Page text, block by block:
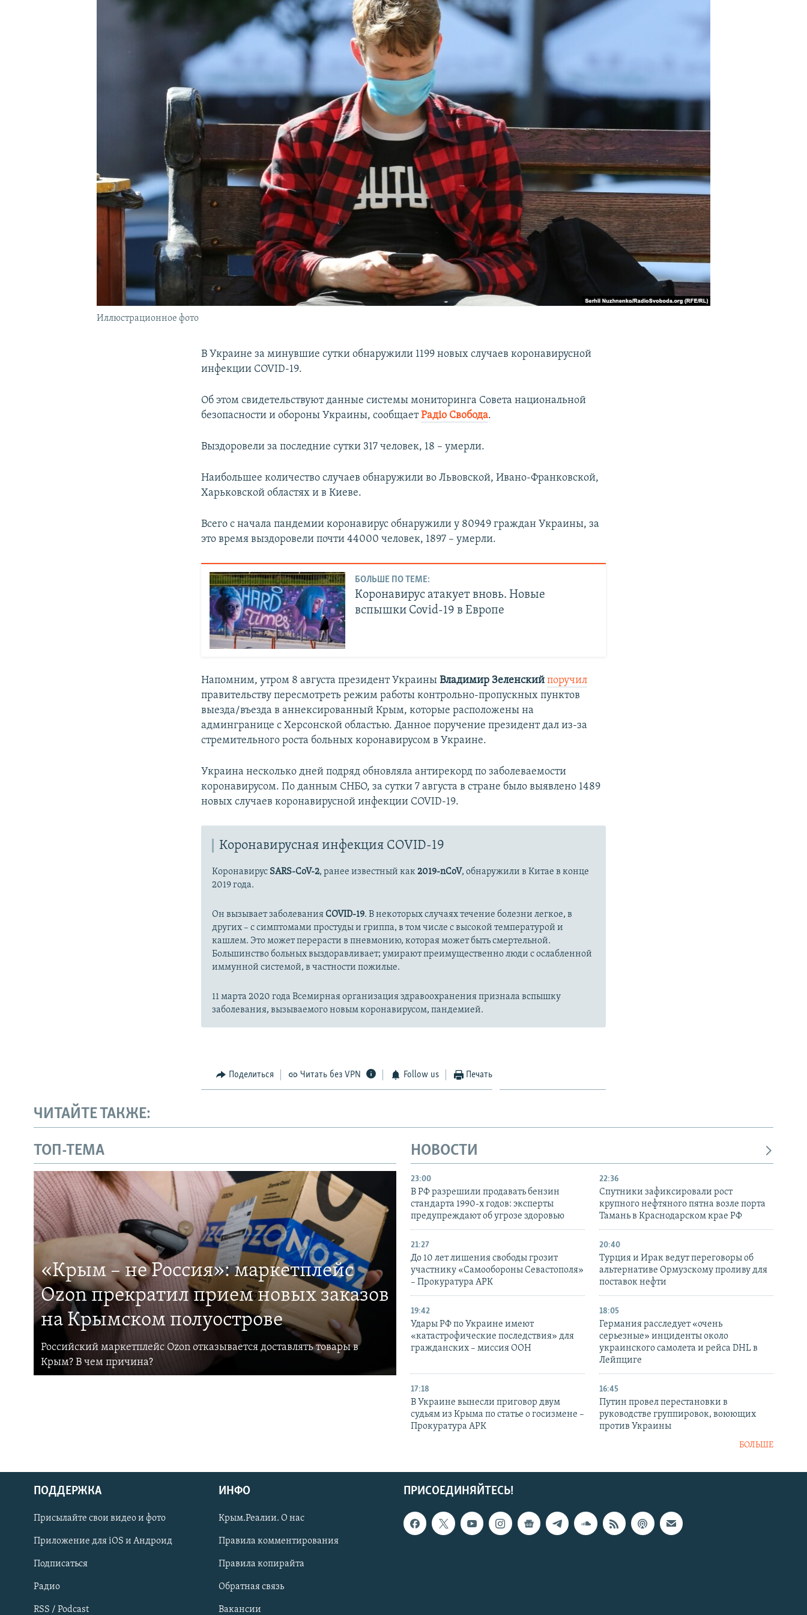
Українською
Qırımtatar
ПРИСОЕДИНЯЙТЕСЬ!
Иллюстрационное фото
В Украине за минувшие сутки обнаружили 1199 новых случаев коронавирусной
инфекции COVID-19.
Об этом свидетельствуют данные системы мониторинга Совета национальной
безопасности и обороны Украины, сообщаетРадіо Свобода.
Выздоровели за последние сутки 317 человек, 18 – умерли.
Наибольшее количество случаев обнаружили во Львовской, Ивано-Франковской,
Харьковской областях и в Киеве.
Всего с начала пандемии коронавирус обнаружили у 80949 граждан Украины, за
это время выздоровели почти 44000 человек, 1897 – умерли.
БОЛЬШЕ ПО ТЕМЕ:
Коронавирус атакует вновь. Новые
вспышки Covid-19 в Европе
Напомним, утром 8 августа президент УкраиныВладимир Зеленскийпоручил
правительству пересмотреть режим работы контрольно-пропускных пунктов
выезда/въезда в аннексированный Крым, которые расположены на
админгранице с Херсонской областью. Данное поручение президент дал из-за
стремительного роста больных коронавирусом в Украине.
Украина несколько дней подряд обновляла антирекорд по заболеваемости
коронавирусом. По данным СНБО, за сутки 7 августа в стране было выявлено 1489
новых случаев коронавирусной инфекции COVID-19.
Коронавирусная инфекция COVID-19
Коронавирус SARS-CoV-2, ранее известный как2019-nCoV, обнаружили в Китае в конце
2019 года.
Он вызывает заболеванияCOVID-19. В некоторых случаях течение болезни легкое, в
других – с симптомами простуды и гриппа, в том числе с высокой температурой и
кашлем. Это может перерасти в пневмонию, которая может быть смертельной.
Большинство больных выздоравливает; умирают преимущественно люди с ослабленной
иммунной системой, в частности пожилые.
11 марта 2020 года Всемирная организация здравоохранения признала вспышку
заболевания, вызываемого новым коронавирусом, пандемией.
Поделиться Читать без VPN Follow us Печать
ЧИТАЙТЕ ТАКЖЕ:
ТОП-ТЕМА
«Крым – не Россия»: маркетплейс
Ozon прекратил прием новых заказов
на Крымском полуострове
Российский маркетплейс Ozon отказывается доставлять товары в
Крым? В чем причина?
НОВОСТИ
23:00
В РФ разрешили продавать бензин
стандарта 1990-х годов: эксперты
предупреждают об угрозе здоровью
22:36
Спутники зафиксировали рост
крупного нефтяного пятна возле порта
Тамань в Краснодарском крае РФ
21:27
До 10 лет лишения свободы грозит
участнику «Самообороны Севастополя»
– Прокуратура АРК
20:40
Турция и Ирак ведут переговоры об
альтернативе Ормузскому проливу для
поставок нефти
19:42
Удары РФ по Украине имеют
«катастрофические последствия» для
гражданских – миссия ООН
18:05
Германия расследует «очень
серьезные» инциденты около
украинского самолета и рейса DHL в
Лейпциге
17:18
В Украине вынесли приговор двум
судьям из Крыма по статье о госизмене –
Прокуратура АРК
16:45
Путин провел перестановки в
руководстве группировок, воюющих
против Украины
БОЛЬШЕ
ПРИСОЕДИНЯЙТЕСЬ!
ПОДДЕРЖКА
Присылайте свои видео и фото
Приложение для iOS и Андроид
Подписаться
Радио
RSS / Podcast
ИНФО
Крым.Реалии. О нас
Правила комментирования
Правила копирайта
Обратная связь
Вакансии